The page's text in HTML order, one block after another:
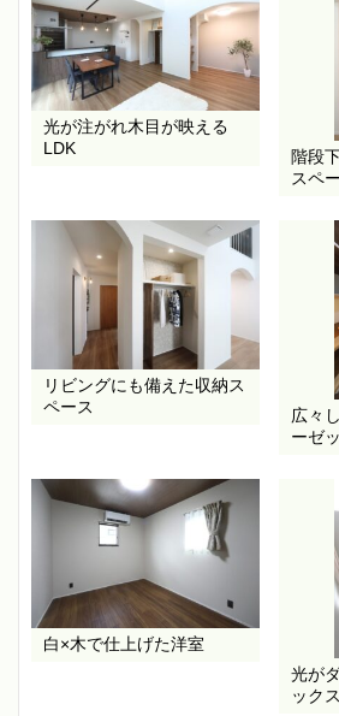
光が注がれ木目が映える
LDK
階段
スペ
リビングにも備えた収納ス
ペース
広々
ーゼ
白×木で仕上げた洋室
光が
ック